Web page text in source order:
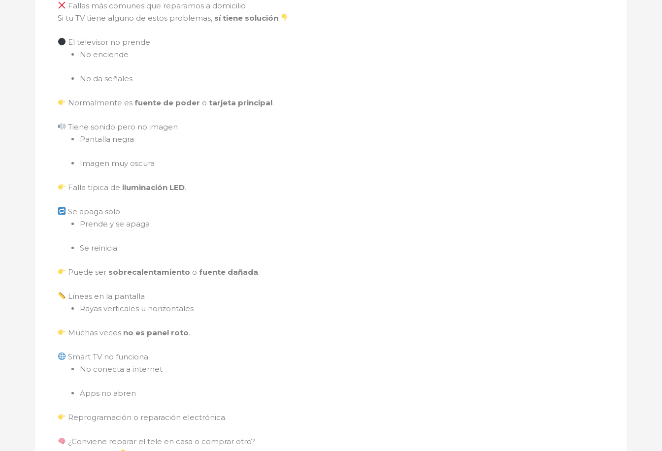
Fallas más comunes que reparamos a domicilio
Si tu TV tiene alguno de estos problemas, sí tiene solución
El televisor no prende
No enciende
No da señales
Normalmente esfuente de poder otarjeta principal.
Tiene sonido pero no imagen
Pantalla negra
Imagen muy oscura
Falla típica de iluminación LED.
Se apaga solo
Prende y se apaga
Se reinicia
Puede ser sobrecalentamiento ofuente dañada.
Líneas en la pantalla
Rayas verticales u horizontales
Muchas veces no es panel roto.
Smart TV no funciona
No conecta a internet
Apps no abren
Reprogramación o reparación electrónica.
¿Conviene reparar el tele en casa o comprar otro?